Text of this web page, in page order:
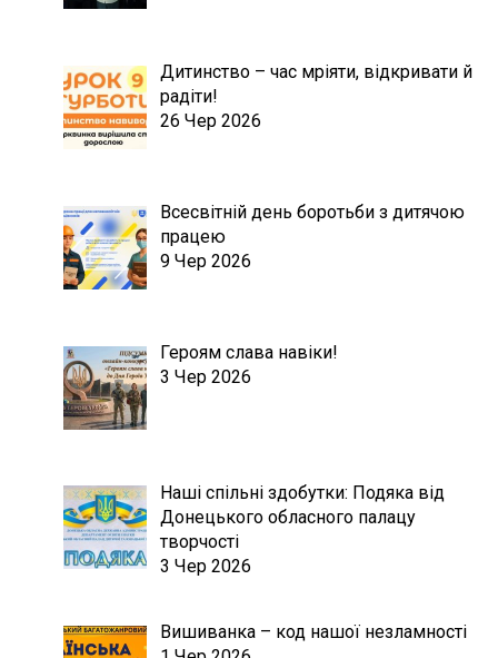
Дитинство – час мріяти, відкривати й
радіти!
26 Чер 2026
Всесвітній день боротьби з дитячою
працею
9 Чер 2026
Героям слава навіки!
3 Чер 2026
Наші спільні здобутки: Подяка від
Донецького обласного палацу
творчості
3 Чер 2026
Вишиванка – код нашої незламності